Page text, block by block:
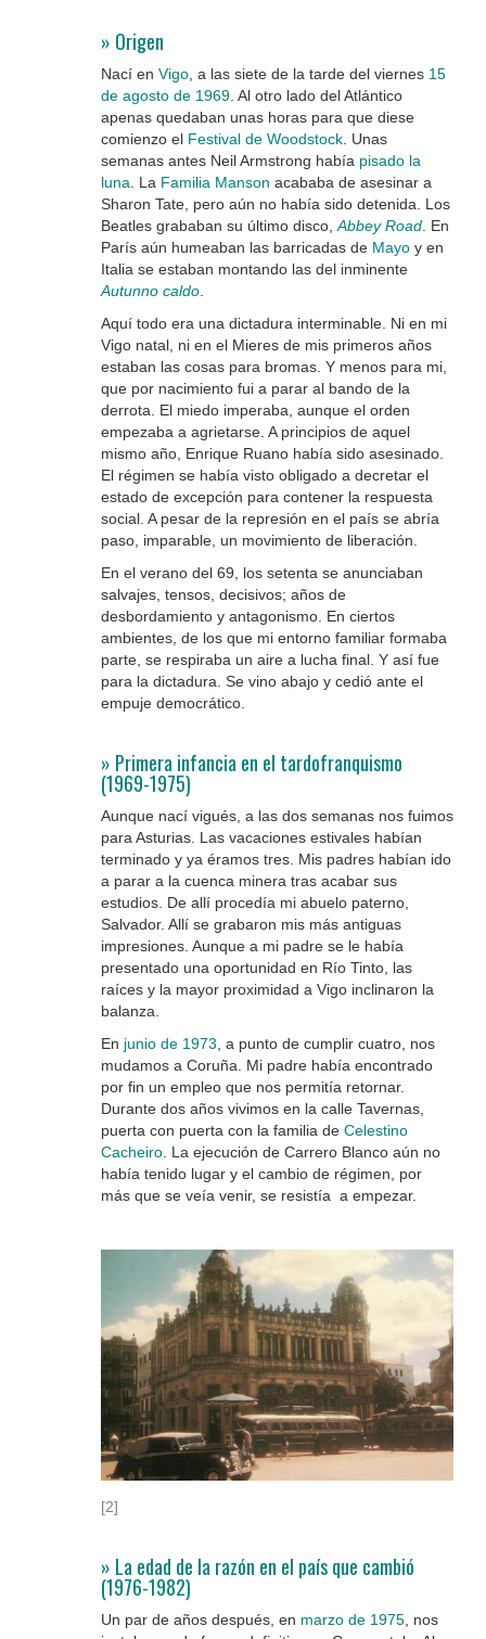
» Origen
Nací en Vigo, a las siete de la tarde del viernes 15
de agosto de 1969. Al otro lado del Atlántico
apenas quedaban unas horas para que diese
comienzo el Festival de Woodstock. Unas
semanas antes Neil Armstrong había pisado la
luna . La Familia Manson acababa de asesinar a
Sharon Tate, pero aún no había sido detenida. Los
Beatles grababan su último disco, Abbey Road. En
París aún humeaban las barricadas de Mayoy en
Italia se estaban montando las del inminente
Autunno caldo.
Aquí todo era una dictadura interminable. Ni en mi
Vigo natal, ni en el Mieres de mis primeros años
estaban las cosas para bromas. Y menos para mi,
que por nacimiento fui a parar al bando de la
derrota. El miedo imperaba, aunque el orden
empezaba a agrietarse. A principios de aquel
mismo año, Enrique Ruano había sido asesinado.
El régimen se había visto obligado a decretar el
estado de excepción para contener la respuesta
social. A pesar de la represión en el país se abría
paso, imparable, un movimiento de liberación.
En el verano del 69, los setenta se anunciaban
salvajes, tensos, decisivos; años de
desbordamiento y antagonismo. En ciertos
ambientes, de los que mi entorno familiar formaba
parte, se respiraba un aire a lucha final. Y así fue
para la dictadura. Se vino abajo y cedió ante el
empuje democrático.
» Primera infancia en el tardofranquismo
(1969-1975)
Aunque nací vigués, a las dos semanas nos fuimos
para Asturias. Las vacaciones estivales habían
terminado y ya éramos tres. Mis padres habían ido
a parar a la cuenca minera tras acabar sus
estudios. De allí procedía mi abuelo paterno,
Salvador. Allí se grabaron mis más antiguas
impresiones. Aunque a mi padre se le había
presentado una oportunidad en Río Tinto, las
raíces y la mayor proximidad a Vigo inclinaron la
balanza.
En junio de 1973 , a punto de cumplir cuatro, nos
mudamos a Coruña. Mi padre había encontrado
por fin un empleo que nos permitía retornar.
Durante dos años vivimos en la calle Tavernas,
puerta con puerta con la familia de Celestino
Cacheiro. La ejecución de Carrero Blanco aún no
había tenido lugar y el cambio de régimen, por
más que se veía venir, se resistía a empezar.
[2]
» La edad de la razón en el país que cambió
(1976-1982)
Un par de años después, en marzo de 1975, nos